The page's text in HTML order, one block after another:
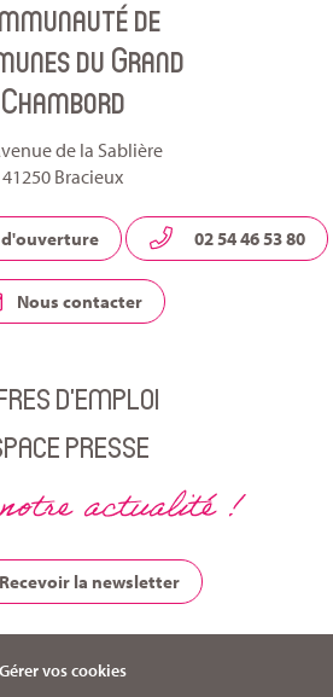
compte
LinkedinYoutube
de
du Grand
Chambord
de la Sablière
41250 Bracieux
d'ouverture 02 54 46 53 80
Nous contacter
D’EMPLOI
PRESSE
actualité !
Recevoir la newsletter
Gérer vos cookies